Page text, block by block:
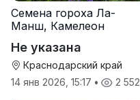
Семена гороха Ла-
Манш, Камелеон
Не указана
Краснодарский край
14 янв 2026, 15:17 • 2 552